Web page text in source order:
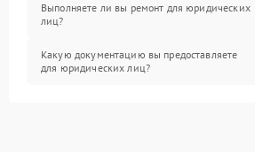
Выполняете ли вы ремонт для юридических
лиц?
Какую документацию вы предоставляете
для юридических лиц?